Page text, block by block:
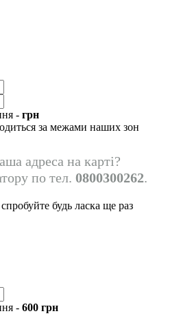
- грн
за межами наших зон
адреса на карті?
по тел. 0800300262.
будь ласка ще раз
- 600 грн